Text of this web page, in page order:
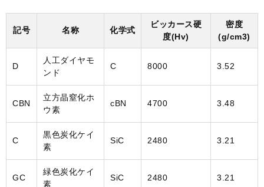
記号 名称 化学式
ビッカース硬
度(Hv)
密度
(g/cm3)
D
人工ダイヤモ
ンド
C 8000 3.52
CBN
立方晶窒化ホ
ウ素
cBN 4700 3.48
C
黒色炭化ケイ
素
SiC 2480 3.21
GC
緑色炭化ケイ
素
SiC 2480 3.21